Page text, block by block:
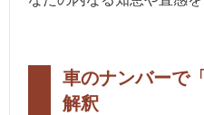
車のナンバーで
解釈